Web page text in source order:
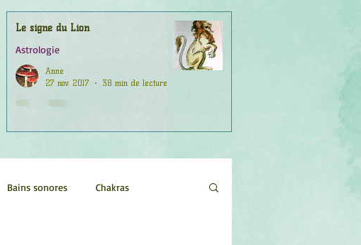
Le signe du Lion
Astrologie
Anne
27 nov. 2017
38 min de lecture
Bains sonores Chakras